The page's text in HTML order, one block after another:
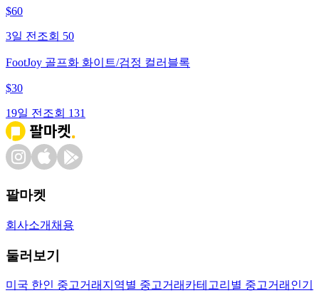
$60
3일 전 조회 50
FootJoy 골프화 화이트/검정 컬러블록
$30
19일 전 조회 131
팔마켓
회사소개 채용
둘러보기
미국 한인 중고거래 지역별 중고거래 카테고리별 중고거래 인기